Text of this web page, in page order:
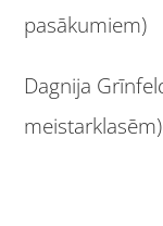
pasākumiem)
Dagnija
meistarklasēm)